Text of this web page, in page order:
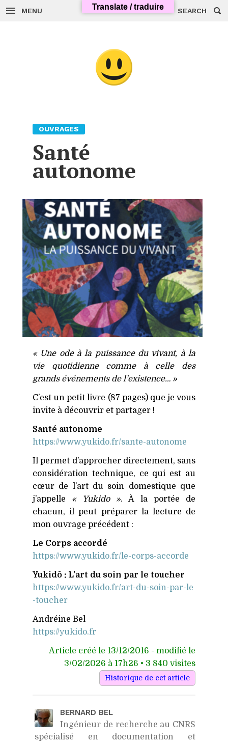
to
MENU SEARCH
OUVRAGES
Santé
autonome
«Une ode à la puissance du vivant, à la
vie quotidienne comme à celle des
grands événements de l’existence… »
C’est un petit livre (87 pages) que je vous
invite à découvrir et partager !
Santé autonome
https://​www​.yukido​.fr/​s​a​n​t​e​-​a​u​t​o​n​ome
Il permet d’approcher directement, sans
considération technique, ce qui est au
cœur de l’art du soin domestique que
j’appelle « Yukido ». À la portée de
chacun, il peut préparer la lecture de
mon ouvrage précédent :
Le Corps accordé
https://​www​.yukido​.fr/​l​e​-​c​o​r​p​s​-​a​c​c​o​rde
Yukidō : L’art du soin par le toucher
https://​www​.yukido​.fr/​a​r​t​-​d​u​-​s​o​i​n​-​p​a​r​-​l​e​
-​t​o​u​c​her
Andréine Bel
https://​yukido​.fr
Article créé le 13/12/2016 - modifié le
3/02/2026 à 17h26 • 3 840 visites
BERNARD BEL
Ingénieur de recherche au CNRS
spécialisé en documentation et
Translate / traduire